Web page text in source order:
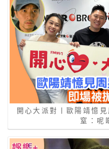
開心大派對丨歐陽靖憶
窒：呢